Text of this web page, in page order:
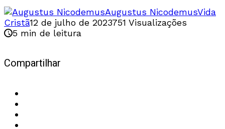
Augustus NicodemusVida
Cristã12 de julho de 2023751 Visualizações
5 min de leitura
Compartilhar